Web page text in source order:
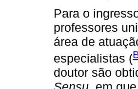
Para o
professores
área de
especialistas (
doutor são